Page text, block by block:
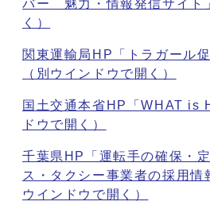
バー 魅力・情報発信サイト
く）
関東運輸局HP「トラガール
（別ウインドウで開く）
国土交通本省HP「WHAT is
ドウで開く）
千葉県HP「運転手の確保・
ス・タクシー事業者の採用情
ウインドウで開く）